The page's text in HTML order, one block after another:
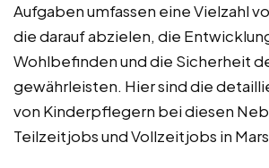
Aufgaben umfassen eine Vielzahl
die darauf abzielen, die
Wohlbefinden und die Sicherheit
gewährleisten. Hier sind die
von Kinderpflegern bei diesen
Teilzeitjobs und Vollzeitjobs in